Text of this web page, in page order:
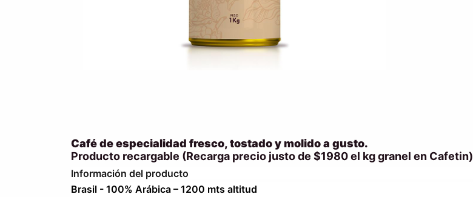
Café de especialidad fresco, tostado y molido a gusto.
Producto recargable (Recarga precio justo de $1980 el kg granel en Cafetin)
Información del producto
Brasil - 100% Arábica – 1200 mts altitud